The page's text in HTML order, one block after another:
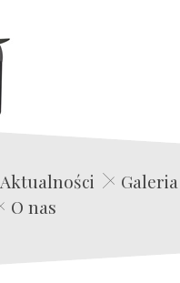
Edwin Film Agencja Aktorska
Aktualności
Galeria
O nas